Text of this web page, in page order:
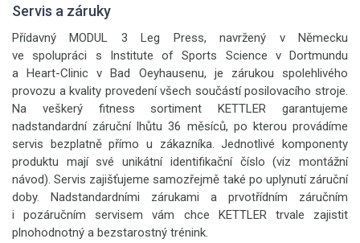
Servis a záruky
Přídavný MODUL 3 Leg Press, navržený v Německu
ve spolupráci s Institute of Sports Science v Dortmundu
a Heart-Clinic v Bad Oeyhausenu, je zárukou spolehlivého
provozu a kvality provedení všech součástí posilovacího stroje.
Na veškerý fitness sortiment KETTLER garantujeme
nadstandardní záruční lhůtu 36 měsíců, po kterou provádíme
servis bezplatně přímo u zákazníka. Jednotlivé komponenty
produktu mají své unikátní identifikační číslo (viz montážní
návod). Servis zajišťujeme samozřejmě také po uplynutí záruční
doby. Nadstandardními zárukami a prvotřídním záručním
i pozáručním servisem vám chce KETTLER trvale zajistit
plnohodnotný a bezstarostný trénink.